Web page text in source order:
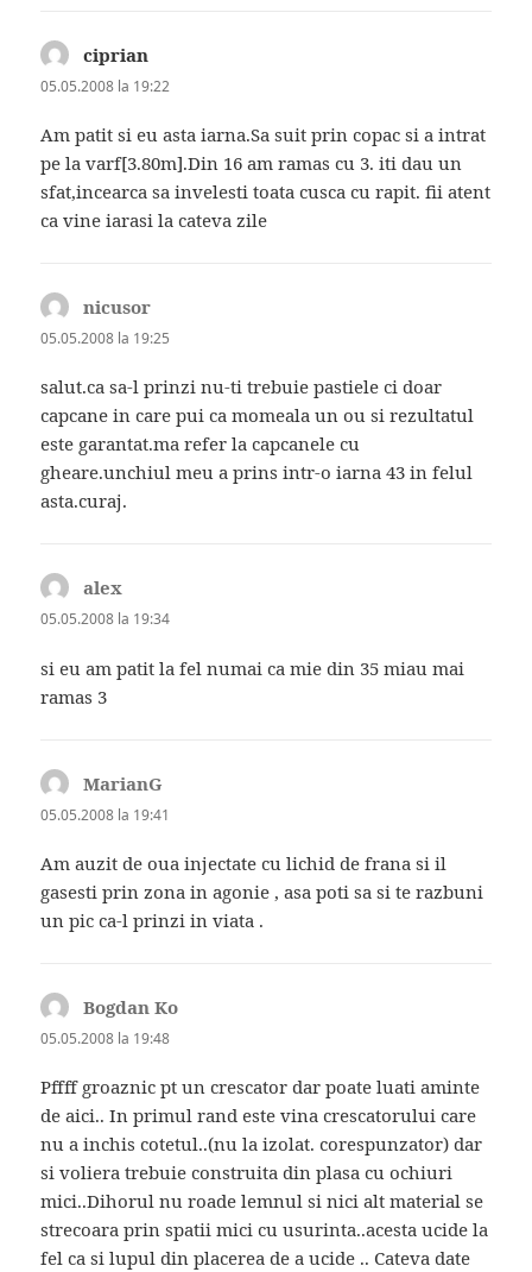
ciprian
05.05.2008 la 19:22
Am patit si eu asta iarna.Sa suit prin copac si a intrat
pe la varf[3.80m].Din 16 am ramas cu 3. iti dau un
sfat,incearca sa invelesti toata cusca cu rapit. fii atent
ca vine iarasi la cateva zile
nicusor
05.05.2008 la 19:25
salut.ca sa-l prinzi nu-ti trebuie pastiele ci doar
capcane in care pui ca momeala un ou si rezultatul
este garantat.ma refer la capcanele cu
gheare.unchiul meu a prins intr-o iarna 43 in felul
asta.curaj.
alex
05.05.2008 la 19:34
si eu am patit la fel numai ca mie din 35 miau mai
ramas 3
MarianG
05.05.2008 la 19:41
Am auzit de oua injectate cu lichid de frana si il
gasesti prin zona in agonie , asa poti sa si te razbuni
un pic ca-l prinzi in viata .
Bogdan Ko
05.05.2008 la 19:48
Pffff groaznic pt un crescator dar poate luati aminte
de aici.. In primul rand este vina crescatorului care
nu a inchis cotetul..(nu la izolat. corespunzator) dar
si voliera trebuie construita din plasa cu ochiuri
mici..Dihorul nu roade lemnul si nici alt material se
strecoara prin spatii mici cu usurinta..acesta ucide la
fel ca si lupul din placerea de a ucide .. Cateva date